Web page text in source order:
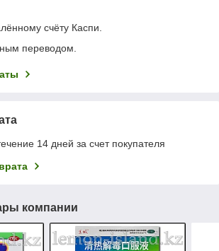
счёту Каспи.
переводом.
14 дней за счет покупателя
компании